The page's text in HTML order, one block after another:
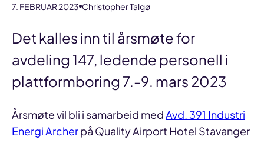
7. FEBRUAR 2023 Christopher Talgø
Det kalles inn til årsmøte for
avdeling 147, ledende personell i
plattformboring 7.-9. mars 2023
Årsmøte vil bli i samarbeid medAvd. 391 Industri
Energi Archerpå Quality Airport Hotel Stavanger